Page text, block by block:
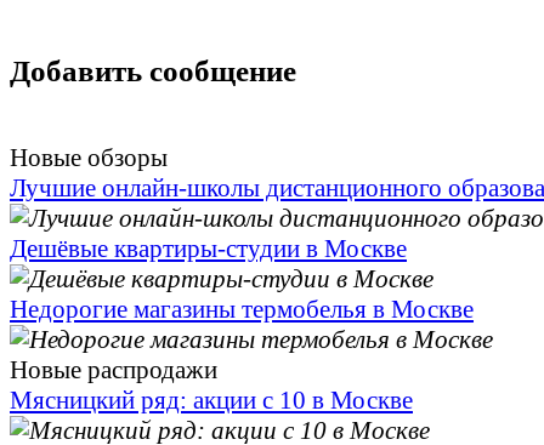
Добавить сообщение
Новые обзоры
Лучшие онлайн-школы дистанционного
Дешёвые квартиры-студии в Москве
Недорогие магазины термобелья в Москве
Новые распродажи
Мясницкий ряд: акции с 10 в Москве